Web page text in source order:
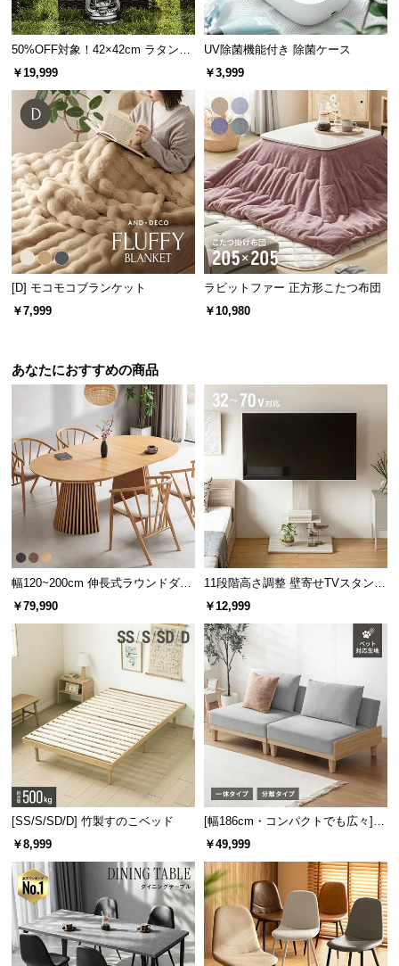
ス
に
つ
い
て
入
経
路
に
つ
い
て
キ
ャ
ル
つ
い
保
証
に
会
員
規
に
つ
い
て
客
厚み 約2.5cm
使い勝手の良いサイズ感のため、アイディア次第で
色々な使い方が可能。より快適な空間を造り出しま
す。
ディスプレイラックとして
お気に入りの小物や植物などを飾ることでショップ
のディスプレイのように飾りながら収納することが
できます。
ゆったり幅で収納力抜群
棚板の横幅は約65.7㎝と広く設計されているため、
50%OFF対象！42×42cm ラタン調
ガーデンテーブル
￥19,999
UV除菌機能付き 除菌ケース
￥3,999
[D] モコモコブランケット
￥7,999
ラビットファー 正方形こたつ布団
￥10,980
あなたにおすすめの商品
幅120~200cm 伸長式ラウンドダイ
ニングテーブル 6人掛け 天然木突
￥79,990
11段階高さ調整 壁寄せTVスタンド
キャスター付き 上下左右角度調節
￥12,999
[SS/S/SD/D] 竹製すのこベッド
￥8,999
[幅186cm・コンパクトでも広々] 3
人掛けソファベッド リクライニン
￥49,999